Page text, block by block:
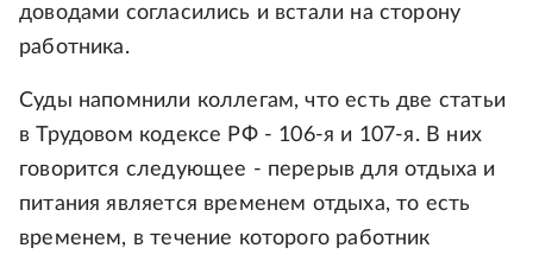
доводами согласились и встали на сторону
работника.
Суды напомнили коллегам, что есть две статьи
в Трудовом кодексе РФ - 106-я и 107-я. В них
говорится следующее - перерыв для отдыха и
питания является временем отдыха, то есть
временем, в течение которого работник